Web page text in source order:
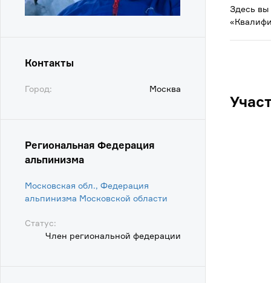
Контакты
Город: Москва
Региональная Федерация
альпинизма
Московская обл., Федерация
альпинизма Московской области
Статус:
Член региональной федерации
Здесь вы